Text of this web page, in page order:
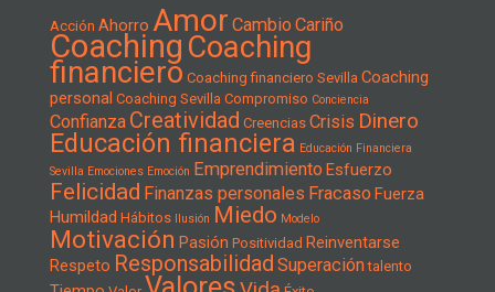
Acción Ahorro Amor Cambio Cariño
Coaching Coaching
financiero Coaching financiero Sevilla Coaching
personal Coaching Sevilla Compromiso Conciencia
Confianza Creatividad Creencias Crisis Dinero
Educación financiera Educación Financiera
Sevilla Emociones Emoción Emprendimiento Esfuerzo
Felicidad Finanzas personales Fracaso Fuerza
Humildad Hábitos Ilusión Miedo Modelo
Motivación Pasión Positividad Reinventarse
Respeto Responsabilidad Superación talento